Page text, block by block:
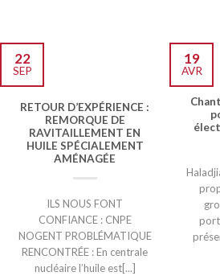
RETOUR D’EXPÉRIENCE :
REMORQUE DE
RAVITAILLEMENT EN
HUILE SPÉCIALEMENT
AMÉNAGÉE
ILS NOUS FONT
CONFIANCE : CNPE
NOGENT PROBLÉMATIQUE
RENCONTRÉE : En centrale
nucléaire l’huile est[...]
22
SEP
19
AVR